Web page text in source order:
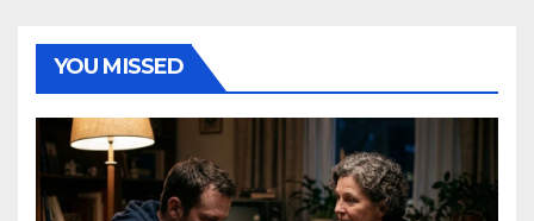
YOU MISSED